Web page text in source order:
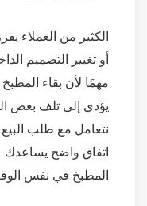
الكثير من العملاء
أو تغيير التصميم
مهمًا لأن بقاء
يؤدي إلى تلف بعض
نتعامل مع طلب
اتفاق واضح يساعدك
المطبخ في نفس